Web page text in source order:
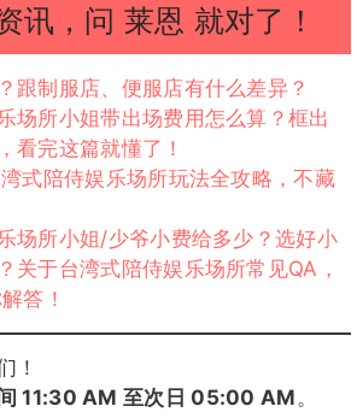
讯，问 莱恩 就对了！
跟制服店、便服店有什么差异？
场所小姐带出场费用怎么算？框出
看完这篇就懂了！
式陪侍娱乐场所玩法全攻略，不藏
场所小姐/少爷小费给多少？选好小
关于台湾式陪侍娱乐场所常见QA，
答！
！
11:30 AM 至次日 05:00 AM 。